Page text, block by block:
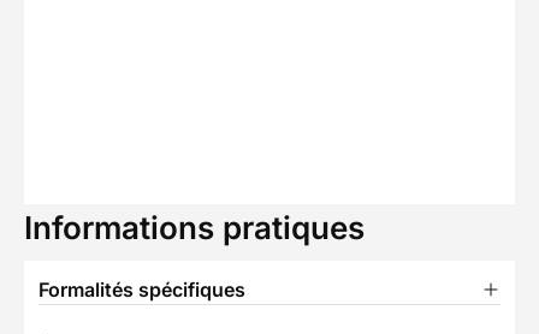
Informations pratiques
Formalités spécifiques